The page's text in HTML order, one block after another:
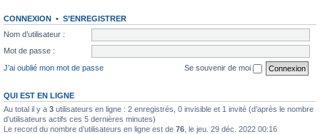
CONNEXION • S’ENREGISTRER
Nom d’utilisateur :
Mot de passe :
J’ai oublié mon mot de passe
Se souvenir de moi
QUI EST EN LIGNE
Au total il y a 3 utilisateurs en ligne : 2 enregistrés, 0 invisible et 1 invité (d’après le nombre
d’utilisateurs actifs ces 5 dernières minutes)
Le record du nombre d’utilisateurs en ligne est de 76 , le jeu. 29 déc. 2022 00:16